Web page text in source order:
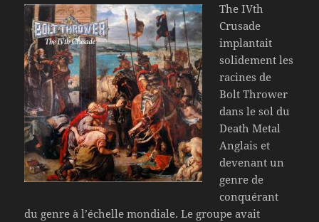
The IVth
Crusade
implantait
solidement les
racines de
Bolt Thrower
dans le sol du
Death Metal
Anglais et
devenant un
genre de
conquérant
du genre à l’échelle mondiale. Le groupe avait